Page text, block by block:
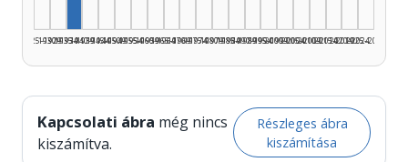
1925–1929
1930–1934
1935–1939
1940–1944
1945–1949
1950–1954
1955–1959
1960–1964
1965–1969
1970–1974
1975–1979
1980–1984
1985–1989
1990–1994
1995–1999
2000–2004
2005–2009
2010–2014
2015–2019
2020–2024
2025–2026
Kapcsolati ábra még nincs
kiszámítva.
Részleges ábra
kiszámítása